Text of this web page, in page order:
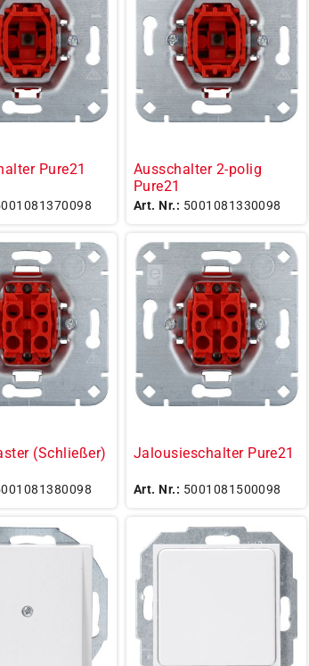
Pure21
Ausschalter 2-polig
Pure21
Art. Nr.: 5001081330098
(Schließer)
Jalousieschalter Pure21
Art. Nr.: 5001081500098